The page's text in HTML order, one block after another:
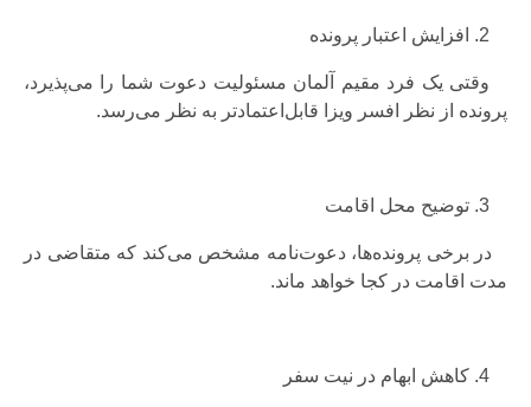
افزایش اعتبار پرونده
وقتی یک فرد مقیم آلمان مسئولیت دعوت شما را می‌پذیرد،
پرونده از نظر افسر ویزا قابل‌اعتمادتر به نظر می‌رسد.
توضیح محل اقامت
در برخی پرونده‌ها، دعوت‌نامه مشخص می‌کند که متقاضی در
مدت اقامت در کجا خواهد ماند.
کاهش ابهام در نیت سفر